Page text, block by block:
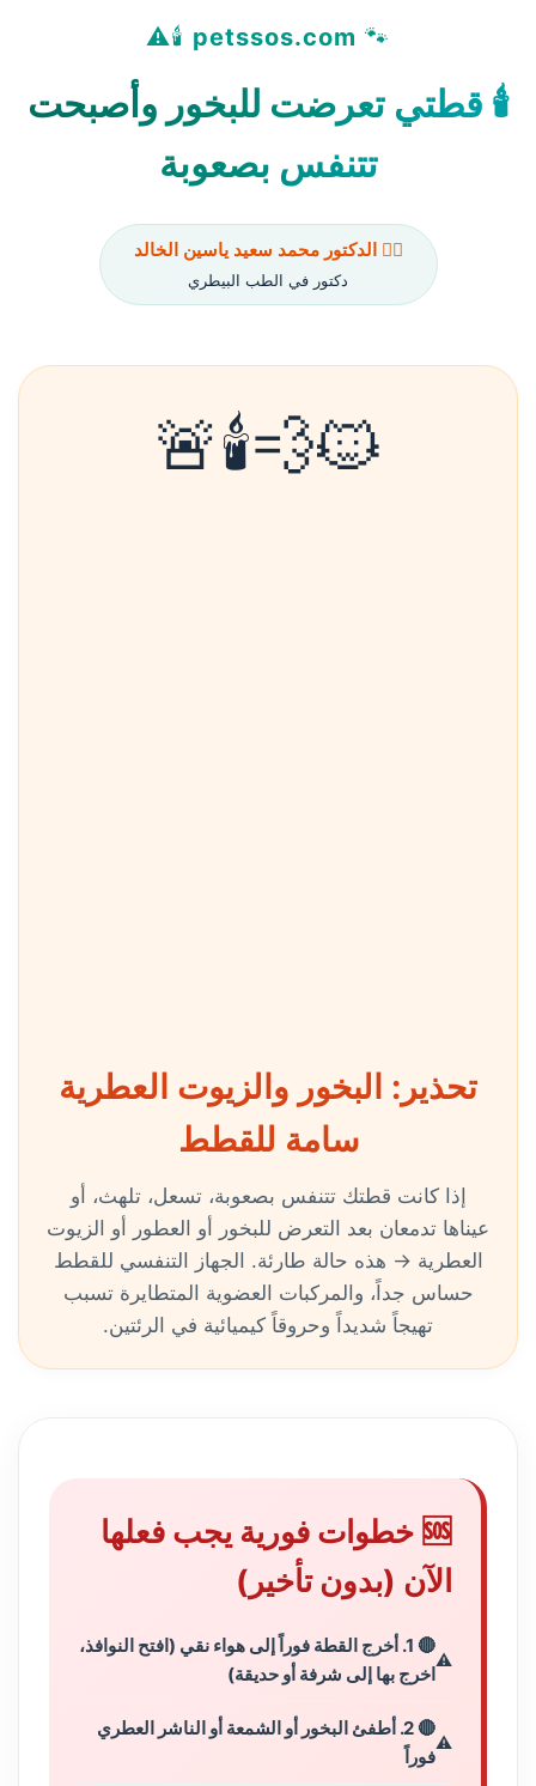
🐾
petssos.com
🕯️⚠️
🕯️ قطتي تعرضت للبخور وأصبحت
تتنفس بصعوبة
👨‍⚕️ الدكتور محمد سعيد ياسين الخالد
دكتور في الطب البيطري
🐱💨🕯️🚨
تحذير: البخور والزيوت العطرية
سامة للقطط
إذا كانت قطتك تتنفس بصعوبة، تسعل، تلهث، أو
عيناها تدمعان بعد التعرض للبخور أو العطور أو الزيوت
العطرية → هذه حالة طارئة. الجهاز التنفسي للقطط
حساس جداً، والمركبات العضوية المتطايرة تسبب
تهيجاً شديداً وحروقاً كيميائية في الرئتين.
🆘 خطوات فورية يجب فعلها
الآن (بدون تأخير)
🔴 1. أخرج القطة فوراً إلى هواء نقي (افتح النوافذ،
اخرج بها إلى شرفة أو حديقة)
🔴 2. أطفئ البخور أو الشمعة أو الناشر العطري
فوراً